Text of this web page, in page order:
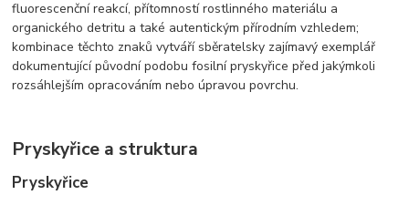
fluorescenční reakcí, přítomností rostlinného materiálu a
organického detritu a také autentickým přírodním vzhledem;
kombinace těchto znaků vytváří sběratelsky zajímavý exemplář
dokumentující původní podobu fosilní pryskyřice před jakýmkoli
rozsáhlejším opracováním nebo úpravou povrchu.
Pryskyřice a struktura
Pryskyřice